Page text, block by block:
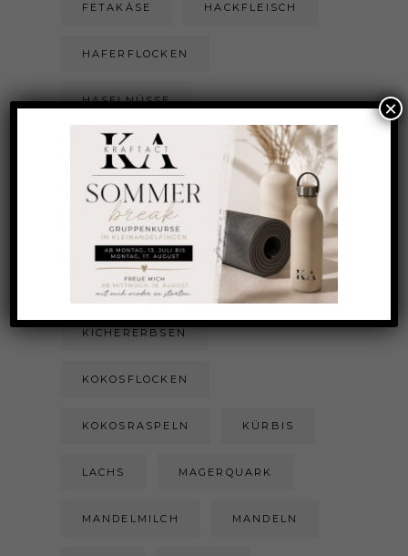
FETAKÄSE HACKFLEISCH
HAFERFLOCKEN
HASELNÜSSE
HEIDELBEEREN
HIMBEEREN
INGWER KAROTTEN
KARTOFFEL
KICHERERBSEN
KOKOSFLOCKEN
KOKOSRASPELN KÜRBIS
LACHS MAGERQUARK
MANDELMILCH MANDELN
×